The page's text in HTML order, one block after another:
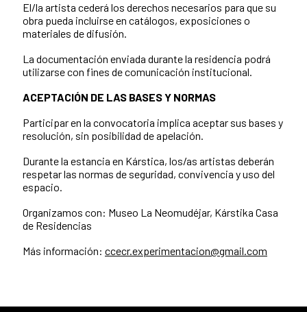
El/la artista cederá los derechos necesarios para que su
obra pueda incluirse en catálogos, exposiciones o
materiales de difusión.
La documentación enviada durante la residencia podrá
utilizarse con fines de comunicación institucional.
ACEPTACIÓN DE LAS BASES Y NORMAS
Participar en la convocatoria implica aceptar sus bases y
resolución, sin posibilidad de apelación.
Durante la estancia en Kárstica, los/as artistas deberán
respetar las normas de seguridad, convivencia y uso del
espacio.
Organizamos con: Museo La Neomudéjar, Kárstika Casa
de Residencias
Más información: ccecr.experimentacion@gmail.com